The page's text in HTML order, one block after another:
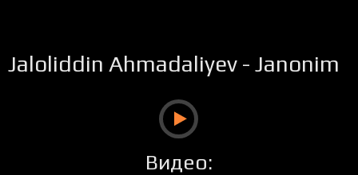
Jaloliddin Ahmadaliyev - Janonim
Видео: